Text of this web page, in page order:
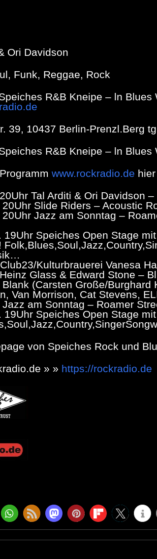
Ori Davidson
Funk, Reggae, Rock
R&B Kneipe – ln
39, 10437 Berlin-Prenzl.Berg
R&B Kneipe – ln
www.rockradio.de
Tal Arditi & Ori Davidson
Slide Riders – Acoustic
Jazz am Sonntag –
19Uhr Speiches Open Stage
Kulturbrauerei Vanesa
Glass & Edward Stone –
(Carsten Große/
Van Morrison, Cat Stevens,
Jazz am Sonntag – Roamer
19Uhr Speiches Open Stage
von Speiches Rock und
» » https://rockradio.de